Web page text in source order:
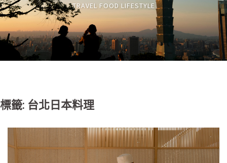
TRAVEL FOOD LIFESTYLE
標籤: 台北日本料理